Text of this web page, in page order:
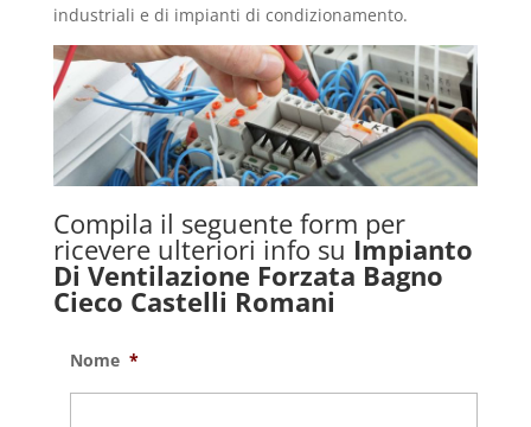
industriali e di impianti di condizionamento.
Compila il seguente form per
ricevere ulteriori info su Impianto
Di Ventilazione Forzata Bagno
Cieco Castelli Romani
Nome *